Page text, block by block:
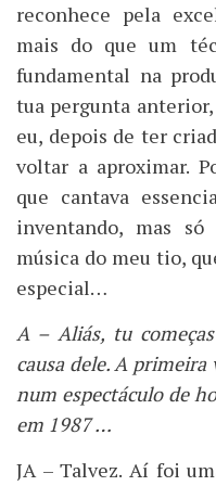
reconhece pela
mais do que um
fundamental na
tua pergunta
eu, depois de ter
voltar a aproximar.
que cantava
inventando, mas
música do meu tio,
especial…
A – Aliás, tu
causa dele. A
num espectáculo de
em 1987 …
JA – Talvez. Aí foi